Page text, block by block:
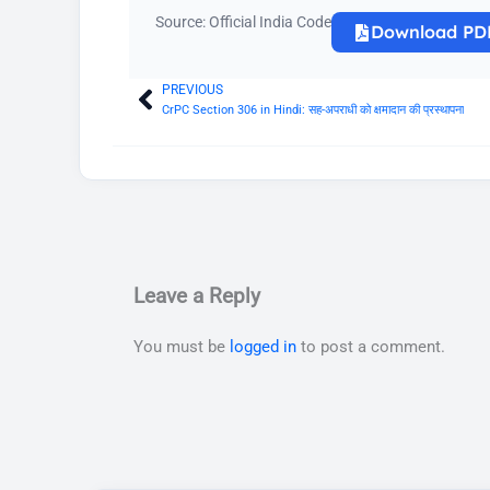
Source: Official India Code Download
PrevPREVIOUS
CrPC Section 306 in Hindi: सह-अपराधी को क्षमादान की प्रस्थापना
Leave a Reply
You must be logged in to post a comment.